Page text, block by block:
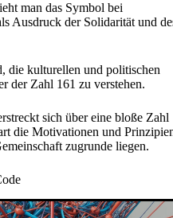
man das Symbol bei
Ausdruck der Solidarität und
die kulturellen und politischen
der Zahl 161 zu verstehen.
sich über eine bloße Zahl
die Motivationen und
zugrunde liegen.